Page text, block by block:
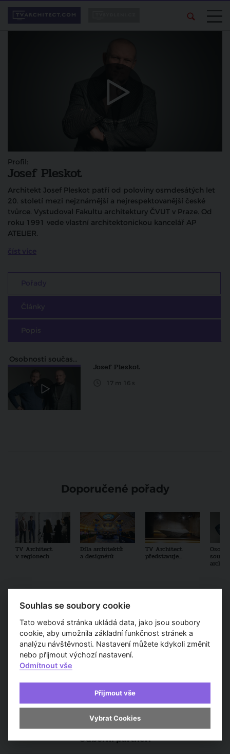
Profil:
Josef Pleskot
Architekt Josef Pleskot patří od poloviny osmdesátých let
20. století mezi nejznámější a nejrespektovanější české
tvůrce. Vystudoval Fakultu architektury ČVUT v Praze. Od
roku 1991 vede vlastní architektonickou kancelář AP
ATELIER.
číst více
Pořady
Články
Popis
Osobnosti současné architektury
Josef Pleskot
17 m 16 s
Doporučené pořady
TV Architect
v regionech
Díla architektů
a designérů
TV Architect
představuje...
Odborní partneři
Souhlas se soubory cookie
Tato webová stránka ukládá data, jako jsou soubory
cookie, aby umožnila základní funkčnost stránek a
analýzu návštěvnosti. Nastavení můžete kdykoli změnit
nebo přijmout výchozí nastavení.
Odmítnout vše
Přijmout vše
Vybrat Cookies